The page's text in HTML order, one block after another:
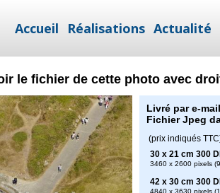
Accueil Réalisations Actualité